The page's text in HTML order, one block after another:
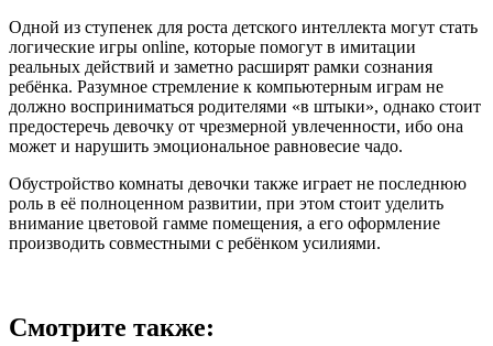
Одной из ступенек для роста детского интеллекта могут стать
логические игры online, которые помогут в имитации
реальных действий и заметно расширят рамки сознания
ребёнка. Разумное стремление к компьютерным играм не
должно восприниматься родителями «в штыки», однако стоит
предостеречь девочку от чрезмерной увлеченности, ибо она
может и нарушить эмоциональное равновесие чадо.
Обустройство комнаты девочки также играет не последнюю
роль в её полноценном развитии, при этом стоит уделить
внимание цветовой гамме помещения, а его оформление
производить совместными с ребёнком усилиями.
Смотрите также: